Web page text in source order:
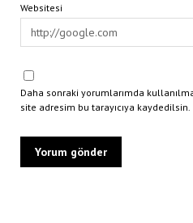
Websitesi
Daha sonraki yorumlarımda
site adresim bu tarayıcıya kaydedilsin.